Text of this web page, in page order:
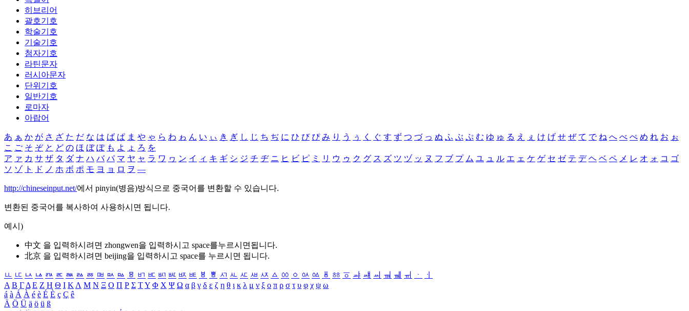
히브리어
괄호기호
학술기호
기술기호
첨자기호
라틴문자
러시아문자
단위기호
일반기호
로마자
아랍어
あ ぁ か が さ ざ た だ な は ば ぱ ま や ゃ ら わ ゎ ん い ぃ き ぎ し じ ち ぢ に ひ び ぴ み り う ぅ く ぐ す ず つ づ っ ぬ ふ ぶ ぷ む ゆ ゅ る え ぇ け げ せ ぜ て で ね へ べ ぺ め れ お ぉ
こ ご そ ぞ と ど の ほ ぼ ぽ も よ ょ ろ を
ア ァ カ サ ザ タ ダ ナ ハ バ パ マ ヤ ャ ラ ワ ヮ ン イ ィ キ ギ シ ジ チ ヂ ニ ヒ ビ ピ ミ リ ウ ゥ ク グ ス ズ ツ ヅ ッ ヌ フ ブ プ ム ユ ュ ル エ ェ ケ ゲ セ ゼ テ デ ヘ ベ ペ メ レ オ ォ コ ゴ
ソ ゾ ト ド ノ ホ ボ ポ モ ヨ ョ ロ ヲ ―
http://chineseinput.net/에서 pinyin(병음)방식으로 중국어를 변환할 수 있습니다.
변환된 중국어를 복사하여 사용하시면 됩니다.
예시)
中文 을 입력하시려면 zhongwen을 입력하시고 space를누르시면됩니다.
北京 을 입력하시려면 beijing을 입력하시고 space를 누르시면 됩니다.
ㅥ ㅦ ㅧ ㅨ ㅩ ㅪ ㅫ ㅬ ㅭ ㅮ ㅯ ㅰ ㅱ ㅲ ㅳ ㅴ ㅵ ㅶ ㅷ ㅸ ㅹ ㅺ ㅻ ㅼ ㅽ ㅾ ㅿ ㆀ ㆁ ㆂ ㆃ ㆄ ㆅ ㆆ ㆇ ㆈ ㆉ ㆊ ㆋ ㆌ ㆍ
ㆎ
Α Β ΓΔ Ε Ζ Η Θ Ι ΚΛ Μ Ν Ξ Ο Π Ρ Σ ΤΥ Φ Χ Ψ Ω α β γ δ ε ζ η θ ι κ λ μ ν ξ ο π ρ σ τ υ φ χ ψ ω
á à Á À é è É È ç Ç ê
Ä Ö Ü ä ö ü ß